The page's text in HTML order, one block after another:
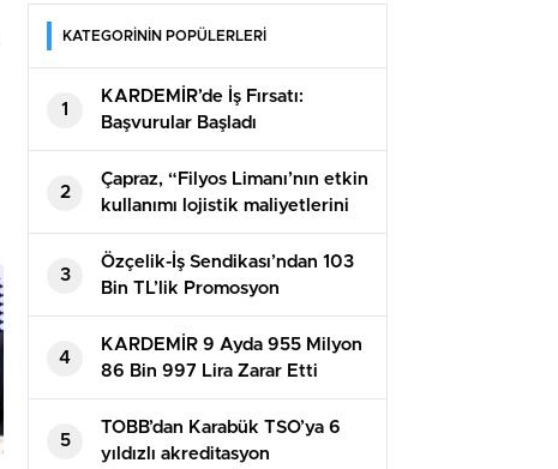
KATEGORİNİN POPÜLERLERİ
1
KARDEMİR’de İş Fırsatı:
Başvurular Başladı
2
Çapraz, “Filyos Limanı’nın etkin
kullanımı lojistik maliyetlerini
düşürecek”
3
Özçelik-İş Sendikası’ndan 103
Bin TL’lik Promosyon
Anlaşması
4
KARDEMİR 9 Ayda 955 Milyon
86 Bin 997 Lira Zarar Etti
5
TOBB’dan Karabük TSO’ya 6
yıldızlı akreditasyon